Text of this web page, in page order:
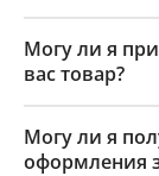
Могу ли я
вас товар?
Могу ли я
оформления